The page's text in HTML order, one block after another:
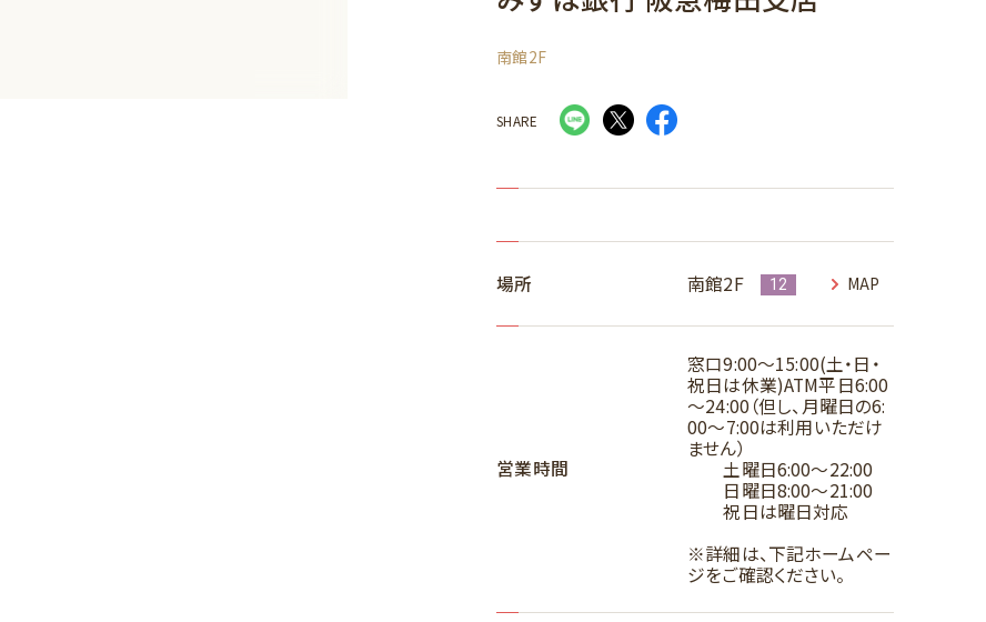
南館2F
SHARE
場所 南館2F 12 MAP
営業時間
窓口9:00～15:00(土・日・
祝日は休業)ATM平日6:00
～24:00（但し、月曜日の6:
00～7:00は利用いただけ
ません）
土曜日6:00～22:00
日曜日8:00～21:00
祝日は曜日対応
※詳細は、下記ホームペー
ジをご確認ください。